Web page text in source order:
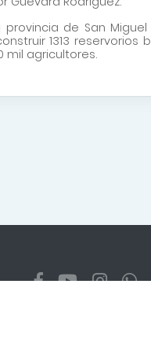
provincia de San
1313 reservorios
mil agricultores.